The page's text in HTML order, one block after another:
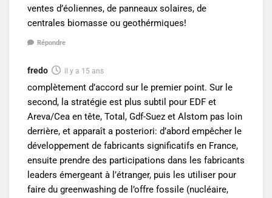
ventes d’éoliennes, de panneaux solaires, de
centrales biomasse ou geothérmiques!
Répondre
fredo il y a 15 ans
complètement d’accord sur le premier point. Sur le
second, la stratégie est plus subtil pour EDF et
Areva/Cea en tête, Total, Gdf-Suez et Alstom pas loin
derrière, et apparaît a posteriori: d’abord empêcher le
développement de fabricants significatifs en France,
ensuite prendre des participations dans les fabricants
leaders émergeant à l’étranger, puis les utiliser pour
faire du greenwashing de l’offre fossile (nucléaire,